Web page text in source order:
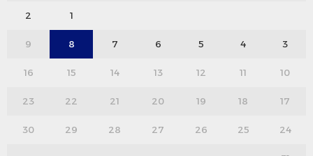
1
2
3
4
5
6
7
8
9
10
11
12
13
14
15
16
17
18
19
20
21
22
23
24
25
26
27
28
29
30